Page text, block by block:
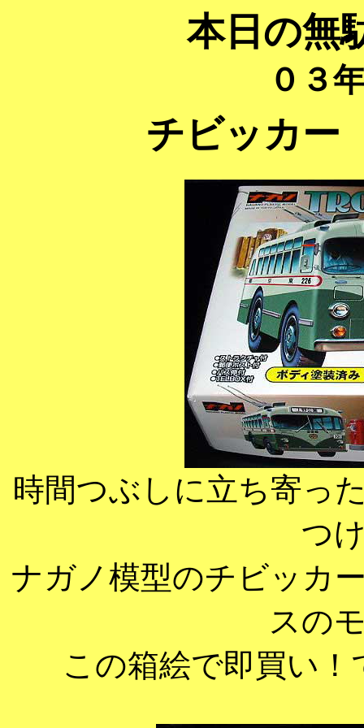
本日の無
０３
チビッカ
時間つぶしに立ち寄っ
つ
ナガノ模型のチビッカ
スの
この箱絵で即買い